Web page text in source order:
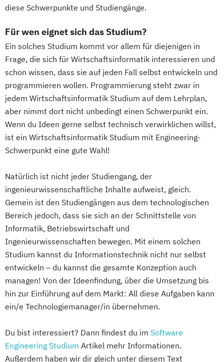
diese Schwerpunkte und Studiengänge.
Für wen eignet sich das Studium?
Ein solches Studium kommt vor allem für diejenigen in
Frage, die sich für Wirtschaftsinformatik interessieren und
schon wissen, dass sie auf jeden Fall selbst entwickeln und
programmieren wollen. Programmierung steht zwar in
jedem Wirtschaftsinformatik Studium auf dem Lehrplan,
aber nimmt dort nicht unbedingt einen Schwerpunkt ein.
Wenn du Ideen gerne selbst technisch verwirklichen willst,
ist ein Wirtschaftsinformatik Studium mit Engineering-
Schwerpunkt eine gute Wahl!
Natürlich ist nicht jeder Studiengang, der
ingenieurwissenschaftliche Inhalte aufweist, gleich.
Gemein ist den Studiengängen aus dem technologischen
Bereich jedoch, dass sie sich an der Schnittstelle von
Informatik, Betriebswirtschaft und
Ingenieurwissenschaften bewegen. Mit einem solchen
Studium kannst du Informationstechnik nicht nur selbst
entwickeln – du kannst die gesamte Konzeption auch
managen! Von der Ideenfindung, über die Umsetzung bis
hin zur Einführung auf dem Markt: All diese Aufgaben kann
ein/e Technologiemanager/in übernehmen.
Du bist interessiert? Dann findest du im Software
Engineering Studium Artikel mehr Informationen.
Außerdem haben wir dir gleich unter diesem Text